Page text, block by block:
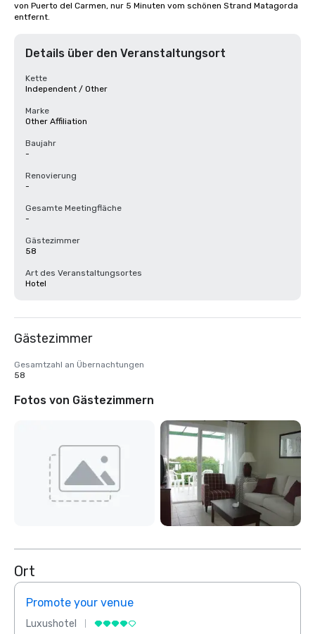
von Puerto del Carmen, nur 5 Minuten vom schönen Strand Matagorda
entfernt.
Details über den Veranstaltungsort
Kette
Independent / Other
Marke
Other Affiliation
Baujahr
-
Renovierung
-
Gesamte Meetingfläche
-
Gästezimmer
58
Art des Veranstaltungsortes
Hotel
Gästezimmer
Gesamtzahl an Übernachtungen
58
Fotos von Gästezimmern
Ort
Promote your venue
Luxushotel